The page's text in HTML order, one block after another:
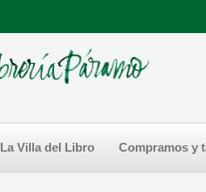
La Villa del Libro Compramos y